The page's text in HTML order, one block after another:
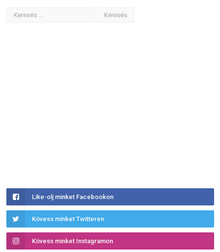
Like-olj minket Facebookon
Kövess minket Twitteren
Kövess minket Instagramon